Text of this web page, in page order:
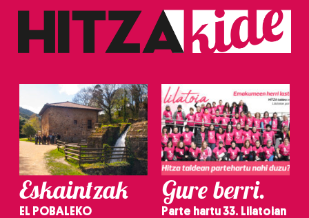
Eskaintzak
EL POBALEKO
Gure berri.
Parte hartu 33. Lilatoian